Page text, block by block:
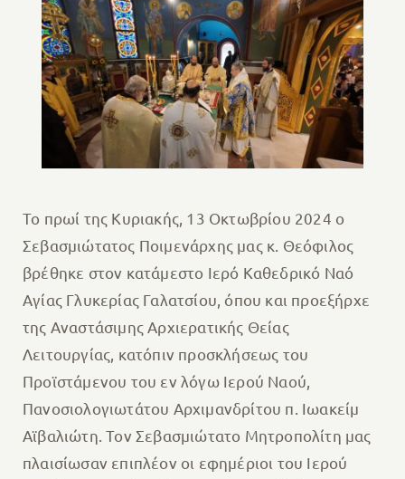
Το πρωί της Κυριακής, 13 Οκτωβρίου 2024 ο
Σεβασμιώτατος Ποιμενάρχης μας κ. Θεόφιλος
βρέθηκε στον κατάμεστο Ιερό Καθεδρικό Ναό
Αγίας Γλυκερίας Γαλατσίου, όπου και προεξήρχε
της Αναστάσιμης Αρχιερατικής Θείας
Λειτουργίας, κατόπιν προσκλήσεως του
Προϊστάμενου του εν λόγω Ιερού Ναού,
Πανοσιολογιωτάτου Αρχιμανδρίτου π. Ιωακείμ
Αϊβαλιώτη. Τον Σεβασμιώτατο Μητροπολίτη μας
πλαισίωσαν επιπλέον οι εφημέριοι του Ιερού